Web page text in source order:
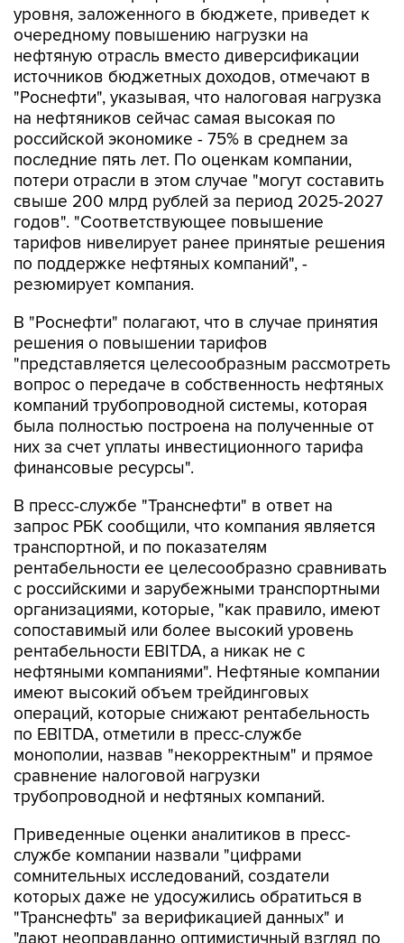
нефтяную отрасль вместо диверсификации
источников бюджетных доходов, отмечают в
"Роснефти", указывая, что налоговая нагрузка
на нефтяников сейчас самая высокая по
российской экономике - 75% в среднем за
последние пять лет. По оценкам компании,
потери отрасли в этом случае "могут составить
свыше 200 млрд рублей за период 2025-2027
годов". "Соответствующее повышение
тарифов нивелирует ранее принятые решения
по поддержке нефтяных компаний", -
резюмирует компания.
В "Роснефти" полагают, что в случае принятия
"представляется целесообразным рассмотреть
вопрос о передаче в собственность нефтяных
компаний трубопроводной системы, которая
была полностью построена на полученные от
них за счет уплаты инвестиционного тарифа
финансовые ресурсы".
В пресс-службе "Транснефти" в ответ на
транспортной, и по показателям
рентабельности ее целесообразно сравнивать
с российскими и зарубежными транспортными
организациями, которые, "как правило, имеют
сопоставимый или более высокий уровень
рентабельности EBITDA, а никак не с
нефтяными компаниями". Нефтяные компании
имеют высокий объем трейдинговых
операций, которые снижают рентабельность
по EBITDA, отметили в пресс-службе
монополии, назвав "некорректным" и прямое
сравнение налоговой нагрузки
трубопроводной и нефтяных компаний.
Приведенные оценки аналитиков в пресс-
сомнительных исследований, создатели
которых даже не удосужились обратиться в
"Транснефть" за верификацией данных" и
"дают неоправданно оптимистичный взгляд по
объемам некой финансовой подушки".